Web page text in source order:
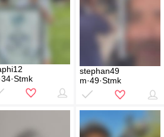
stephan49
m·49·Stmk